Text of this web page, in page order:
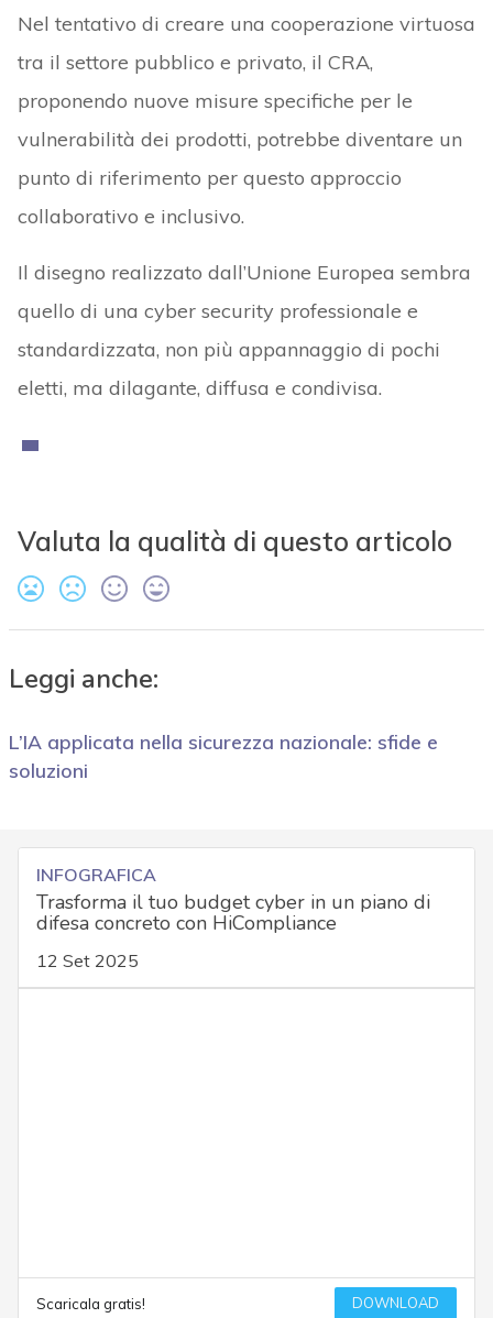
Nel tentativo di creare una cooperazione virtuosa
tra il settore pubblico e privato, il CRA,
proponendo nuove misure specifiche per le
vulnerabilità dei prodotti, potrebbe diventare un
punto di riferimento per questo approccio
collaborativo e inclusivo.
Il disegno realizzato dall’Unione Europea sembra
quello di una cyber security professionale e
standardizzata, non più appannaggio di pochi
eletti, ma dilagante, diffusa e condivisa.
Valuta la qualità di questo articolo
Leggi anche:
L’IA applicata nella sicurezza nazionale: sfide e
soluzioni
INFOGRAFICA
Trasforma il tuo budget cyber in un piano di
difesa concreto con HiCompliance
12 Set 2025
Scaricala gratis! DOWNLOAD